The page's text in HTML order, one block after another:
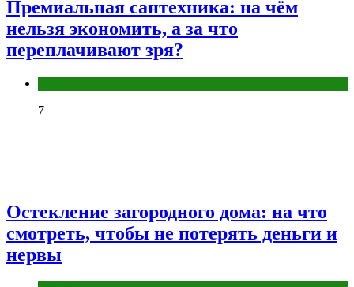
Премиальная сантехника: на чём
нельзя экономить, а за что
переплачивают зря?
7
Остекление загородного дома: на что
смотреть, чтобы не потерять деньги и
нервы